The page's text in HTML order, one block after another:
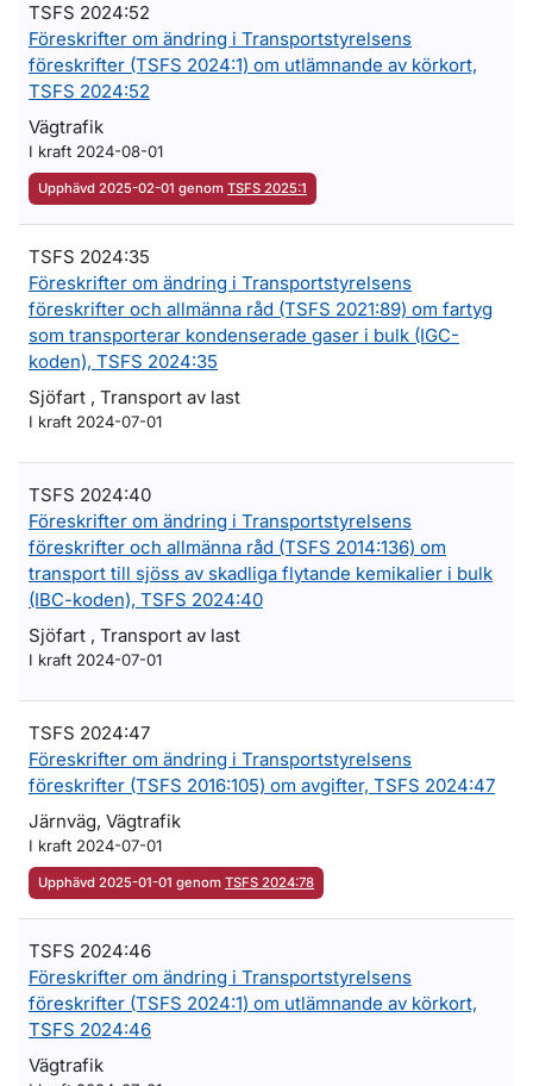
TSFS 2024:52
Föreskrifter om ändring i Transportstyrelsens
föreskrifter (TSFS 2024:1) om utlämnande av körkort,
TSFS 2024:52
Vägtrafik
I kraft 2024-08-01
Upphävd 2025-02-01 genom TSFS 2025:1
TSFS 2024:35
Föreskrifter om ändring i Transportstyrelsens
föreskrifter och allmänna råd (TSFS 2021:89) om fartyg
som transporterar kondenserade gaser i bulk (IGC-
koden), TSFS 2024:35
Sjöfart , Transport av last
I kraft 2024-07-01
TSFS 2024:40
Föreskrifter om ändring i Transportstyrelsens
föreskrifter och allmänna råd (TSFS 2014:136) om
transport till sjöss av skadliga flytande kemikalier i bulk
(IBC-koden), TSFS 2024:40
Sjöfart , Transport av last
I kraft 2024-07-01
TSFS 2024:47
Föreskrifter om ändring i Transportstyrelsens
föreskrifter (TSFS 2016:105) om avgifter, TSFS 2024:47
Järnväg, Vägtrafik
I kraft 2024-07-01
Upphävd 2025-01-01 genom TSFS 2024:78
TSFS 2024:46
Föreskrifter om ändring i Transportstyrelsens
föreskrifter (TSFS 2024:1) om utlämnande av körkort,
TSFS 2024:46
Vägtrafik